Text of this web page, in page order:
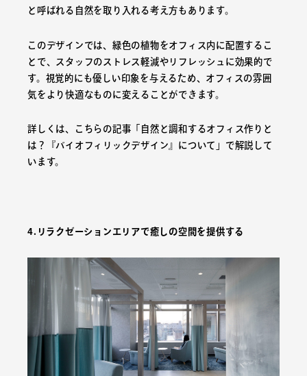
と呼ばれる自然を取り入れる考え方もあります。
このデザインでは、緑色の植物をオフィス内に配置するこ
とで、スタッフのストレス軽減やリフレッシュに効果的で
す。視覚的にも優しい印象を与えるため、オフィスの雰囲
気をより快適なものに変えることができます。
詳しくは、こちらの記事「自然と調和するオフィス作りと
は？『バイオフィリックデザイン』について」で解説して
います。
4.リラクゼーションエリアで癒しの空間を提供する